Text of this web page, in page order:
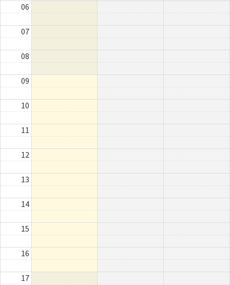
06
07
08
09
10
11
12
13
14
15
16
17